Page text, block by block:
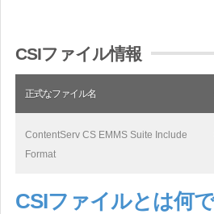
CSIファイル情報
正式なファイル名
ContentServ CS EMMS Suite Include
Format
CSIファイルとは何